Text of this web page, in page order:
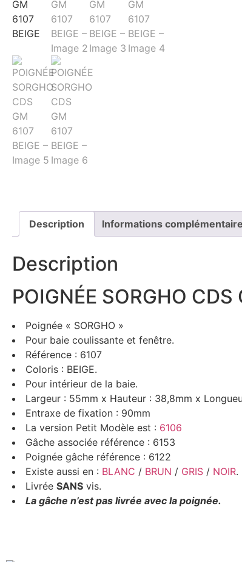
Description Informations
Description
POIGNÉE SORGHO CDS
Poignée « SORGHO »
Pour baie coulissante et fenêtre.
Référence : 6107
Coloris : BEIGE.
Pour intérieur de la baie.
Largeur : 55mm x Hauteur : 38,8mm x
Entraxe de fixation : 90mm
La version Petit Modèle est : 6106
Gâche associée référence : 6153
Poignée gâche référence : 6122
Existe aussi en : BLANC / BRUN / GRIS / NOIR.
Livrée SANS vis.
La gâche n’est pas livrée avec la poignée.